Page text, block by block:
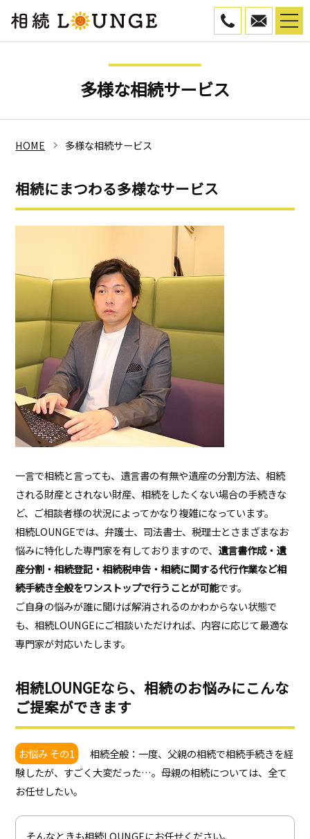
050-5799-
WEB
多様な相続サービス
HOME 多様な相続サービス
相続にまつわる多様なサービス
一言で相続と言っても、遺言書の有無や遺産の分割方法、相続
される財産とされない財産、相続をしたくない場合の手続きな
ど、ご相談者様の状況によってかなり複雑になっています。
相続LOUNGEでは、弁護士、司法書士、税理士とさまざまなお
悩みに特化した専門家を有しておりますので、 遺言書作成・遺
産分割・相続登記・相続税申告・相続に関する代行作業など相
続手続き全般をワンストップで行うことが可能です。
ご自身の悩みが誰に聞けば解消されるのかわからない状態で
も、相続LOUNGEにご相談いただければ、内容に応じて最適な
専門家が対応いたします。
相続LOUNGEなら、相続のお悩みにこんな
ご提案ができます
お悩み その1
相続全般：一度、父親の相続で相続手続きを経
験したが、すごく大変だった…。母親の相続については、全て
お任せしたい。
そんなときも相続LOUNGEにお任せください。